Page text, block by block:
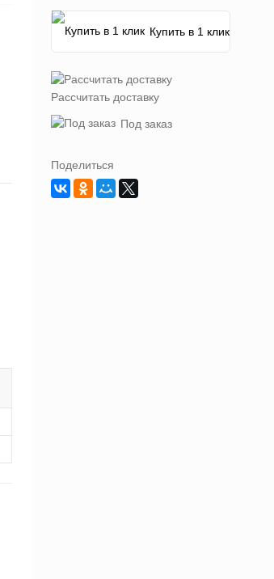
Купить в 1 клик
Рассчитать доставку
Под заказ
Поделиться